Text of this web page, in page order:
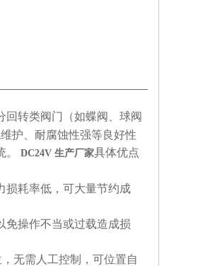
回转类阀门（如蝶阀、球阀
护、耐腐蚀性强等良好性
DC24V 生产厂家具体优点
耗率低，可大量节约成
操作不当或过载造成损
无需人工控制，可位置自